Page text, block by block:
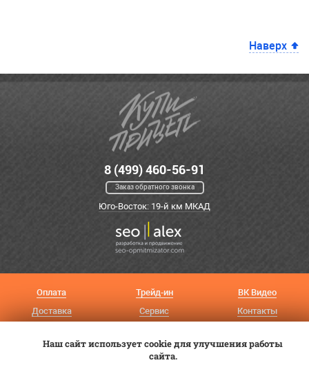
Наверх
8 (499) 460-56-91
Заказ обратного звонка
Юго-Восток: 19-й км МКАД
Оплата
Доставка
Трейд-ин
Сервис
ВК Видео
Контакты
ООО «Авангард»
Наш сайт использует cookie для улучшения работы
сайта.